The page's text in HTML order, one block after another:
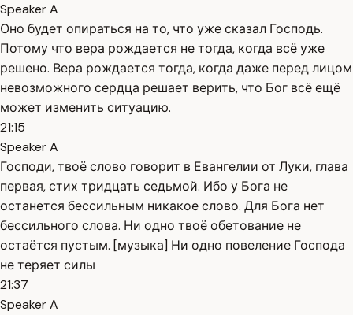
Speaker A
Оно будет опираться на то, что уже сказал Господь.
Потому что вера рождается не тогда, когда всё уже
решено. Вера рождается тогда, когда даже перед лицом
невозможного сердца решает верить, что Бог всё ещё
может изменить ситуацию.
21:15
Speaker A
Господи, твоё слово говорит в Евангелии от Луки, глава
первая, стих тридцать седьмой. Ибо у Бога не
останется бессильным никакое слово. Для Бога нет
бессильного слова. Ни одно твоё обетование не
остаётся пустым. [музыка] Ни одно повеление Господа
не теряет силы
21:37
Speaker A